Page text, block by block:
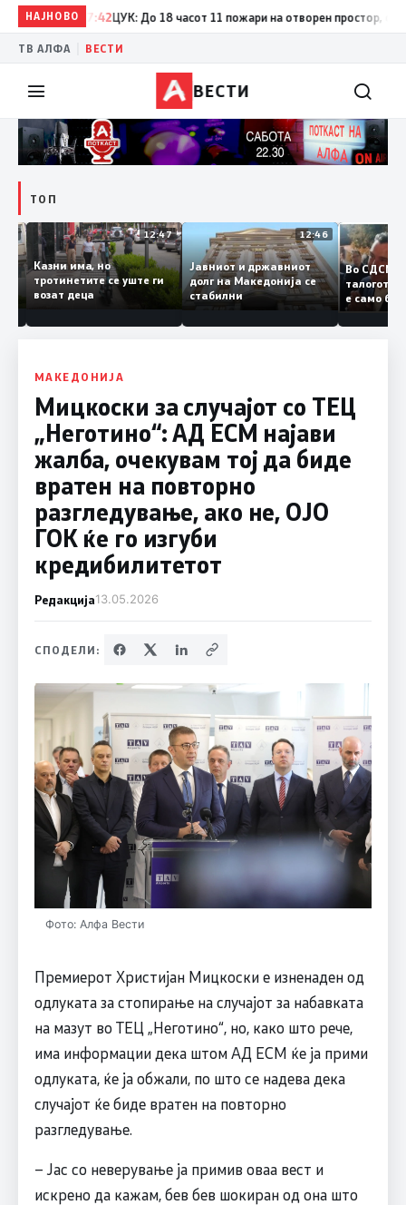
НАЈНОВО
17:42 ЦУК: До 18 часот 11 пожари на отворен простор, од кои
ТВ АЛФА ВЕСТИ
ВЕСТИ
ТОП
12:50
и
12:47
Казни има, но
тротинетите се уште ги
возат деца
12:46
Јавниот и државниот
долг на Македонија се
стабилни
Во
е само
копија
Заев
МАКЕДОНИЈА
Мицкоски за случајот со ТЕЦ
„Неготино“: АД ЕСМ најави
жалба, очекувам тој да биде
вратен на повторно
разгледување, ако не, ОЈО
ГОК ќе го изгуби
кредибилитетот
Редакција13.05.2026
СПОДЕЛИ:
Фото: Алфа Вести
Премиерот Христијан Мицкоски е изненаден од
одлуката за стопирање на случајот за набавката
на мазут во ТЕЦ „Неготино“, но, како што рече,
има информации дека штом АД ЕСМ ќе ја прими
одлуката, ќе ја обжали, по што се надева дека
случајот ќе биде вратен на повторно
разгледување.
– Јас со неверување ја примив оваа вест и
искрено да кажам, бев бев шокиран од она што